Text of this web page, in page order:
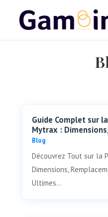
Guide Complet sur
Mytrax :
Blog
Découvrez Tout sur la
Dimensions,
Ultimes...